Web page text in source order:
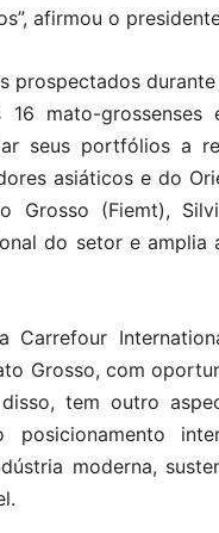
afirmou o
prospectados
16 mato-
seus portfólios a
asiáticos e do
Grosso (Fiemt),
do setor e
Carrefour
Grosso, com
tem outro
posicionamento
moderna,